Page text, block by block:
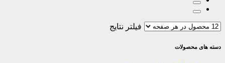
فیلتر نتایج
دسته های محصولات